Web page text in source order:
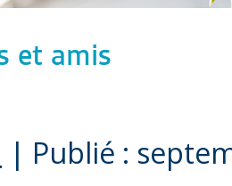
et amis
| Publié :